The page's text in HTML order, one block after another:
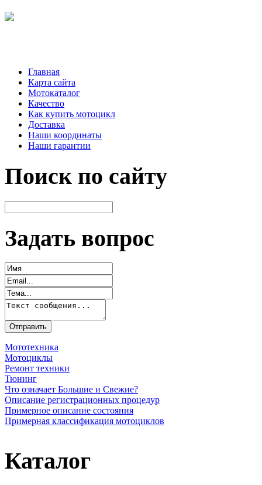
Главная
Карта сайта
Мотокаталог
Качество
Как купить мотоцикл
Доставка
Наши координаты
Наши гарантии
Поиск по сайту
Задать вопрос
Мототехника
Мотоциклы
Ремонт техники
Тюнинг
Что означает Большие и Свежие?
Описание регистрационных процедур
Примерное описание состояния
Примерная классификация мотоциклов
Каталог